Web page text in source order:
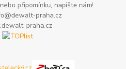
připomínku, napište nám!
praha.cz
praha.cz